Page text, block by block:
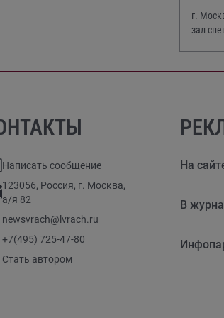
г.
зал
Написать сообщение
123056, Россия, г. Москва,
а/я 82
newsvrach@lvrach.ru
+7(495) 725-47-80
Стать автором
На
В